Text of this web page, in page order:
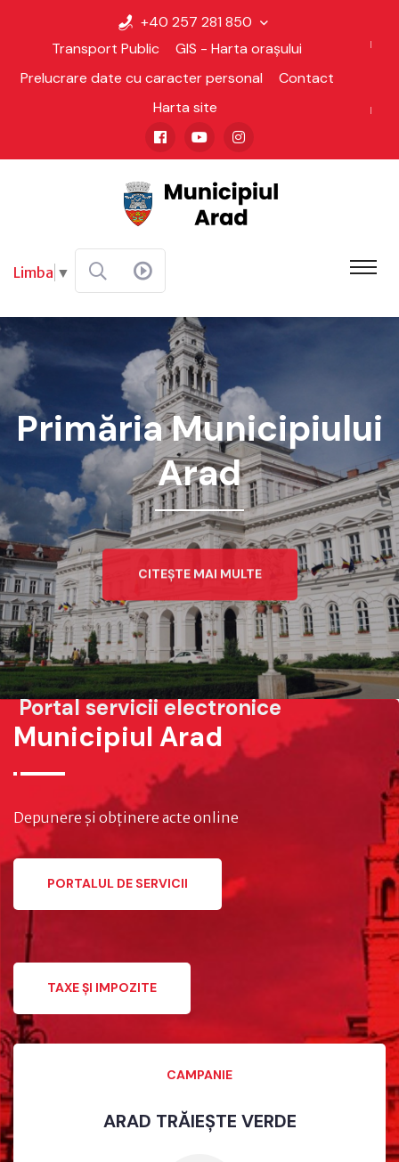
+40 257 281 850
Transport Public
GIS - Harta orașului
Prelucrare date cu caracter personal
Contact
Harta site
Limba ▼
Primăria Municipiului
Arad
CITEȘTE MAI MULTE
Portal servicii electronice
Municipiul Arad
Depunere și obținere acte online
PORTALUL DE SERVICII
TAXE ȘI IMPOZITE
CAMPANIE
ARAD TRĂIEȘTE VERDE